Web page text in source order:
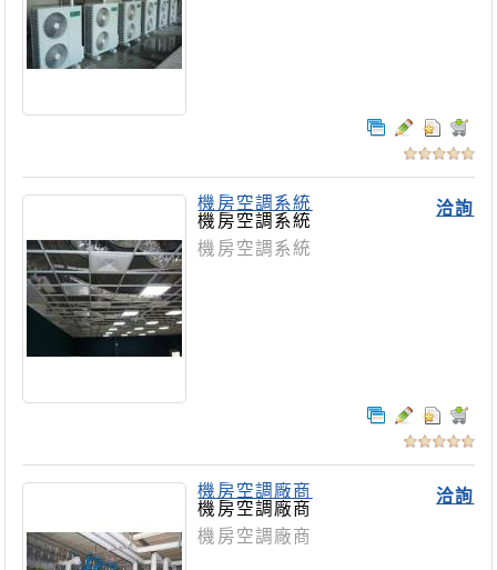
洽詢
機房空調系統
機房空調系統
機房空調系統
洽詢
機房空調廠商
機房空調廠商
機房空調廠商